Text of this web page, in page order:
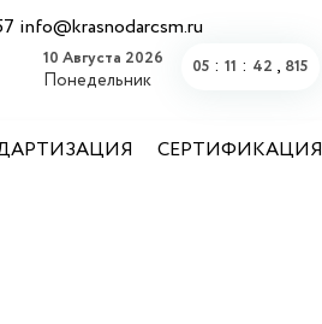
info@krasnodarcsm.ru
10 Августа 2026
Понедельник
05 : 11 : 43 , 396
СЕРТИФИКАЦИЯ